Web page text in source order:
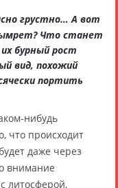
грустно… А вот
Что станет
бурный рост
вид, похожий
портить
нибудь
что происходит
даже через
внимание
литосферой,